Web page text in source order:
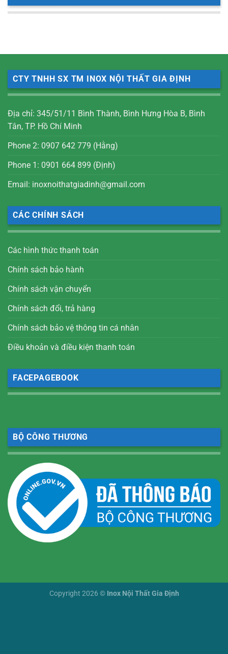
CTY TNHH SX TM INOX NỘI THẤT GIA ĐỊNH
Địa chỉ: 345/51/11 Bình Thành, Bình Hưng Hòa B, Bình
Tân, TP. Hồ Chí Minh
Phone 2: 0907 642 779 (Hằng)
Phone 1: 0901 664 899 (Định)
Email: inoxnoithatgiadinh@gmail.com
CÁC CHÍNH SÁCH
Các hình thức thanh toán
Chính sách bảo hành
Chính sách vận chuyển
Chính sách đổi, trả hàng
Chính sách bảo vệ thông tin cá nhân
Điều khoản và điều kiện thanh toán
FACEPAGEBOOK
BỘ CÔNG THƯƠNG
Copyright 2026 © Inox Nội Thất Gia Định